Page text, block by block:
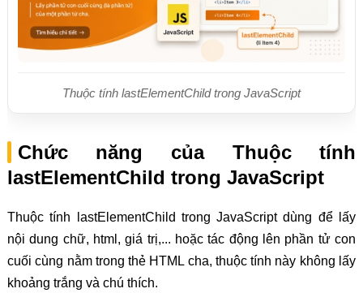
Thuộc tính lastElementChild trong JavaScript
Chức năng của Thuộc tính
lastElementChild trong JavaScript
Thuộc tính lastElementChild trong JavaScript dùng để lấy
nội dung chữ, html, giá trị,... hoặc tác động lên phần tử con
cuối cùng nằm trong thẻ HTML cha, thuộc tính này không lấy
khoảng trắng và chú thích.